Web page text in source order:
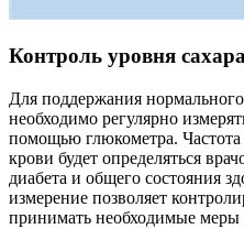
Контроль уровня
Для поддержания
необходимо регулярно
помощью глюкометра. Частота
крови будет определяться
диабета и общего состояния
измерение позволяет
принимать необходимые меры